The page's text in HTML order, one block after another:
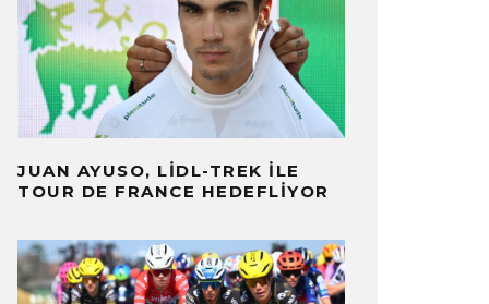
JUAN AYUSO, LIDL-TREK ILE
TOUR DE FRANCE HEDEFLIYOR